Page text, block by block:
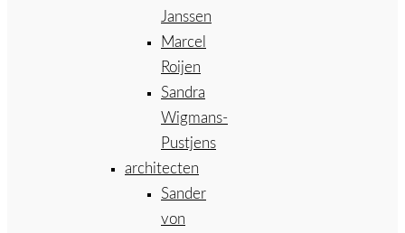
Janssen
Marcel
Roijen
Sandra
Wigmans-
Pustjens
architecten
Sander
von